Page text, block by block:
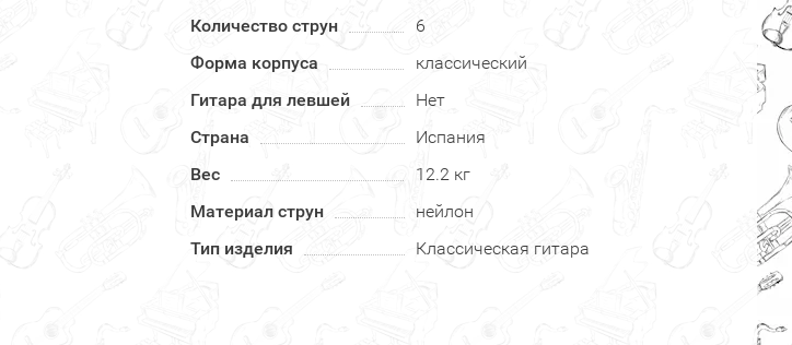
Количество струн
6
Форма корпуса
классический
Гитара для левшей
Нет
Страна
Испания
Вес
12.2 кг
Материал струн
нейлон
Тип изделия
Классическая гитара